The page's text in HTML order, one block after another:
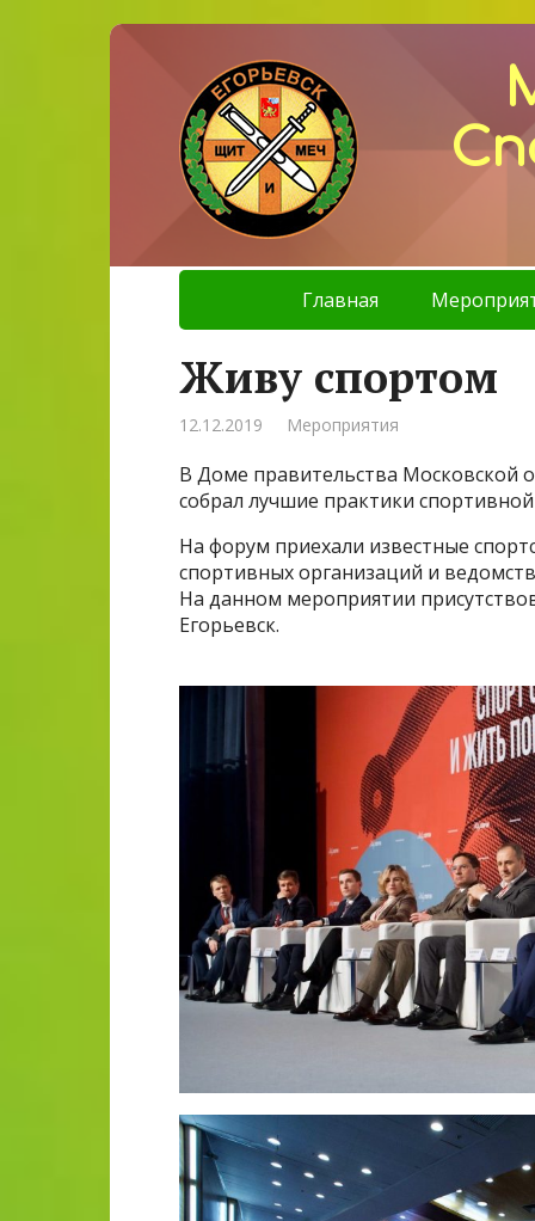
Главная
Живу спортом
12.12.2019 Мероприятия
В Доме правительства Московской
собрал лучшие практики
На форум приехали известные
спортивных организаций и ведомств
На данном мероприятии
Егорьевск.